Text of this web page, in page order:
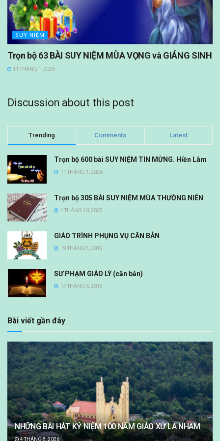
SUY NIỆM
Trọn bộ 63 BÀI SUY NIỆM MÙA VỌNG và GIÁNG SINH
11 THÁNG 1, 2026
Discussion about this post
Trending Comments Latest
Trọn bộ 600 bài SUY NIỆM TIN MỪNG. Hiền Lâm
11 THÁNG 1, 2026
Trọn bộ 305 BÀI SUY NIỆM MÙA THƯỜNG NIÊN
4 THÁNG 10, 2025
GIÁO TRÌNH PHỤNG VỤ CĂN BẢN
19 THÁNG 5, 2019
SƯ PHẠM GIÁO LÝ (căn bản)
14 THÁNG 6, 2019
Bài viết gần đây
NHỮNG BÀI HÁT KỶ NIỆM 100 NĂM GIÁO XỨ LA NHAM
4 THÁNG 8, 2026